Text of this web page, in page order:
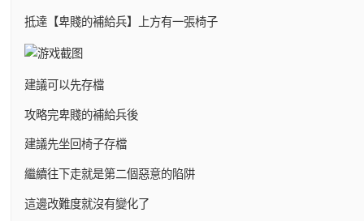
抵達【卑賤的補給兵】上方有一張椅子
建議可以先存檔
攻略完卑賤的補給兵後
建議先坐回椅子存檔
繼續往下走就是第二個惡意的陷阱
這邊改難度就沒有變化了